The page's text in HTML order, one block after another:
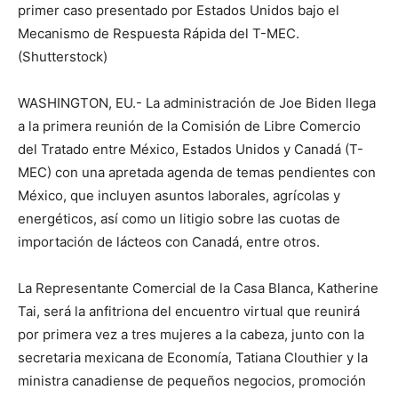
primer caso presentado por Estados Unidos bajo el
Mecanismo de Respuesta Rápida del T-MEC.
(Shutterstock)
WASHINGTON, EU.- La administración de Joe Biden llega
a la primera reunión de la Comisión de Libre Comercio
del Tratado entre México, Estados Unidos y Canadá (T-
MEC) con una apretada agenda de temas pendientes con
México, que incluyen asuntos laborales, agrícolas y
energéticos, así como un litigio sobre las cuotas de
importación de lácteos con Canadá, entre otros.
La Representante Comercial de la Casa Blanca, Katherine
Tai, será la anfitriona del encuentro virtual que reunirá
por primera vez a tres mujeres a la cabeza, junto con la
secretaria mexicana de Economía, Tatiana Clouthier y la
ministra canadiense de pequeños negocios, promoción